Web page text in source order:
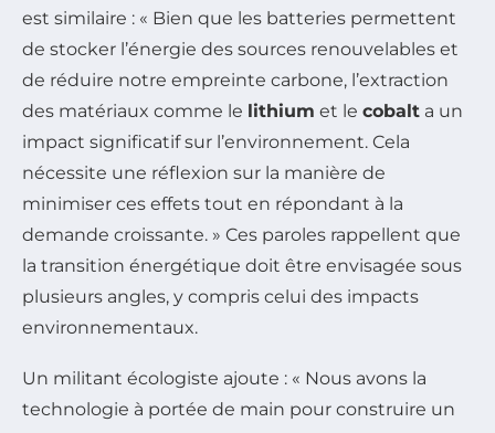
est similaire : « Bien que les batteries permettent
de stocker l’énergie des sources renouvelables et
de réduire notre empreinte carbone, l’extraction
des matériaux comme le lithium et le cobalt a un
impact significatif sur l’environnement. Cela
nécessite une réflexion sur la manière de
minimiser ces effets tout en répondant à la
demande croissante. » Ces paroles rappellent que
la transition énergétique doit être envisagée sous
plusieurs angles, y compris celui des impacts
environnementaux.
Un militant écologiste ajoute : « Nous avons la
technologie à portée de main pour construire un